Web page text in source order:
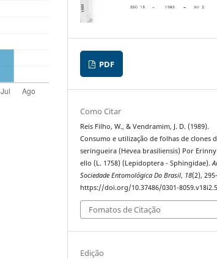
PDF
Como Citar
Reis Filho, W., & Vendramim, J. D. (1989).
Consumo e utilização de folhas de clones
seringueira (Hevea brasiliensis) Por
ello (L. 1758) (Lepidoptera - Sphingidae).
Sociedade Entomológica Do Brasil, 18(2),
https://doi.org/10.37486/0301-
Fomatos de Citação
Edição